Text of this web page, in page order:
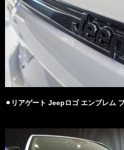
⚫︎リアゲート Jeepロゴ エンブレム